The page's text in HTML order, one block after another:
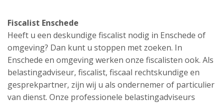
Fiscalist Enschede
Heeft u een deskundige fiscalist nodig in Enschede of
omgeving? Dan kunt u stoppen met zoeken. In
Enschede en omgeving werken onze fiscalisten ook. Als
belastingadviseur, fiscalist, fiscaal rechtskundige en
gesprekpartner, zijn wij u als ondernemer of particulier
van dienst. Onze professionele belastingadviseurs